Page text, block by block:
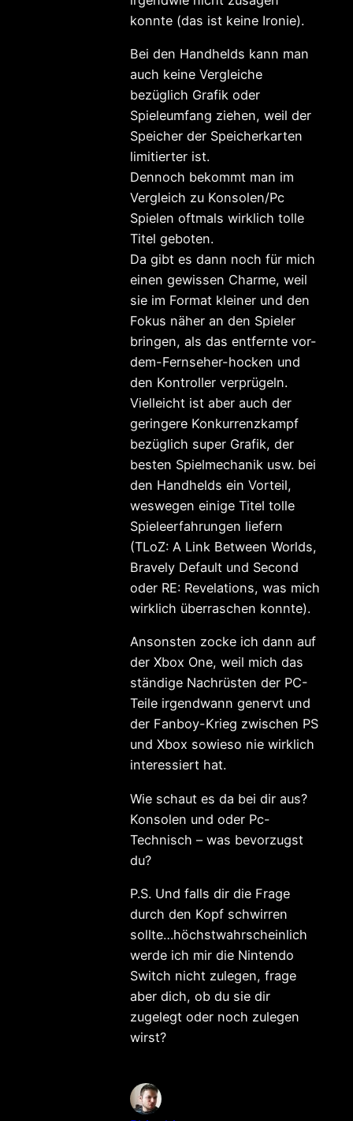
konnte (das ist keine Ironie).
Bei den Handhelds kann man
auch keine Vergleiche
bezüglich Grafik oder
Spieleumfang ziehen, weil der
Speicher der Speicherkarten
limitierter ist.
Dennoch bekommt man im
Vergleich zu Konsolen/Pc
Spielen oftmals wirklich tolle
Titel geboten.
Da gibt es dann noch für mich
einen gewissen Charme, weil
sie im Format kleiner und den
Fokus näher an den Spieler
bringen, als das entfernte vor-
dem-Fernseher-hocken und
den Kontroller verprügeln.
Vielleicht ist aber auch der
geringere Konkurrenzkampf
bezüglich super Grafik, der
besten Spielmechanik usw. bei
den Handhelds ein Vorteil,
weswegen einige Titel tolle
Spieleerfahrungen liefern
(TLoZ: A Link Between Worlds,
Bravely Default und Second
oder RE: Revelations, was mich
wirklich überraschen konnte).
Ansonsten zocke ich dann auf
der Xbox One, weil mich das
ständige Nachrüsten der PC-
Teile irgendwann genervt und
der Fanboy-Krieg zwischen PS
und Xbox sowieso nie wirklich
interessiert hat.
Wie schaut es da bei dir aus?
Konsolen und oder Pc-
Technisch – was bevorzugst
du?
P.S. Und falls dir die Frage
durch den Kopf schwirren
sollte…höchstwahrscheinlich
werde ich mir die Nintendo
Switch nicht zulegen, frage
aber dich, ob du sie dir
zugelegt oder noch zulegen
wirst?